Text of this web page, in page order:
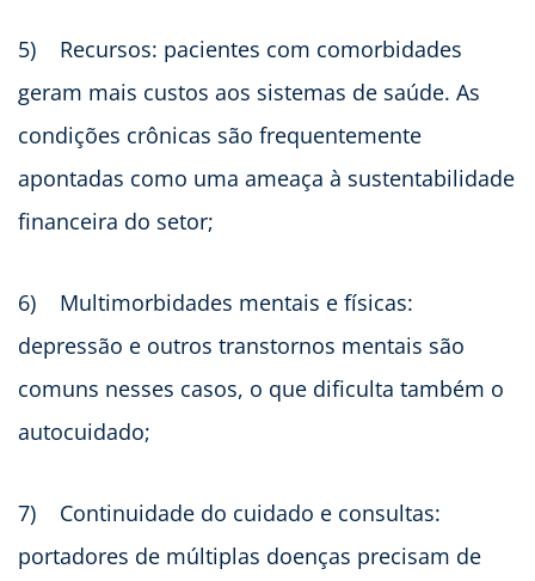
5)
Recursos: pacientes com comorbidades
geram mais custos aos sistemas de saúde. As
condições crônicas são frequentemente
apontadas como uma ameaça à sustentabilidade
financeira do setor;
6)
Multimorbidades mentais e físicas:
depressão e outros transtornos mentais são
comuns nesses casos, o que dificulta também o
autocuidado;
7)
Continuidade do cuidado e consultas:
portadores de múltiplas doenças precisam de